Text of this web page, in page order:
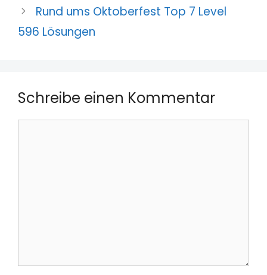
Rund ums Oktoberfest Top 7 Level
596 Lösungen
Schreibe einen Kommentar